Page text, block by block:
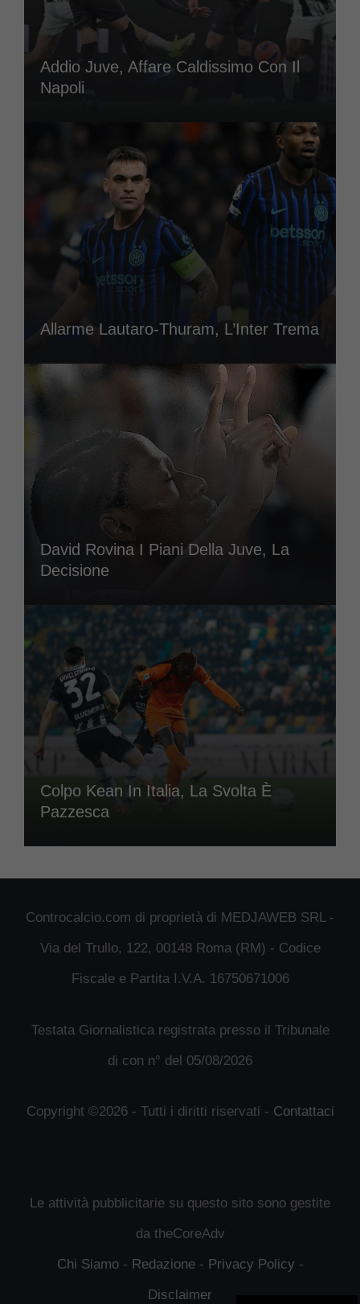
Addio Juve, Affare Caldissimo Con Il
Napoli
Allarme Lautaro-Thuram, L’Inter Trema
David Rovina I Piani Della Juve, La
Decisione
Colpo Kean In Italia, La Svolta È
Pazzesca
Controcalcio.com di proprietà di MEDJAWEB SRL -
Via del Trullo, 122, 00148 Roma (RM) - Codice
Fiscale e Partita I.V.A. 16750671006
Testata Giornalistica registrata presso il Tribunale
di con n° del 05/08/2026
Copyright ©2026 - Tutti i diritti riservati - Contattaci
Le attività pubblicitarie su questo sito sono gestite
da theCoreAdv
Chi Siamo- Redazione- Privacy Policy -
Disclaimer